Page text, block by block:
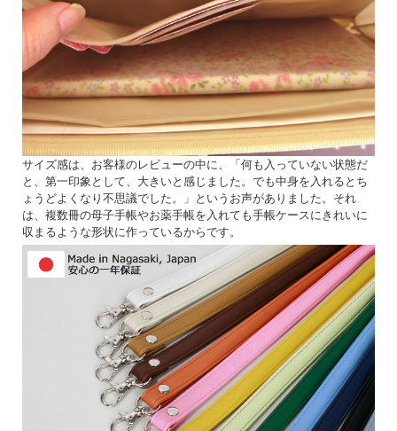
サイズ感は、お客様のレビューの中に、「何も入っていない状態だ
と、第一印象として、大きいと感じました。でも中身を入れるとち
ょうどよくなり不思議でした。」というお声がありました。それ
は、複数冊の母子手帳やお薬手帳を入れても手帳ケースにきれいに
収まるような形状に作っているからです。